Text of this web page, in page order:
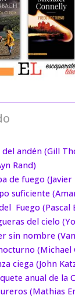
del andén (Gill
Rand)
de fuego
suficiente
Fuego (Pascal
del cielo
sin nombre
(Michael
ciega (John
anual de la
(Mathias